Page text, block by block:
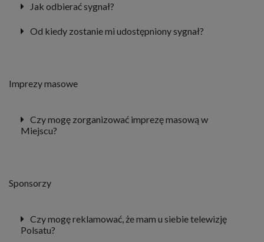
Jak odbierać sygnał?
Od kiedy zostanie mi udostępniony sygnał?
Imprezy masowe
Czy mogę zorganizować imprezę masową w
Miejscu?
Sponsorzy
Czy mogę reklamować, że mam u siebie telewizję
Polsatu?